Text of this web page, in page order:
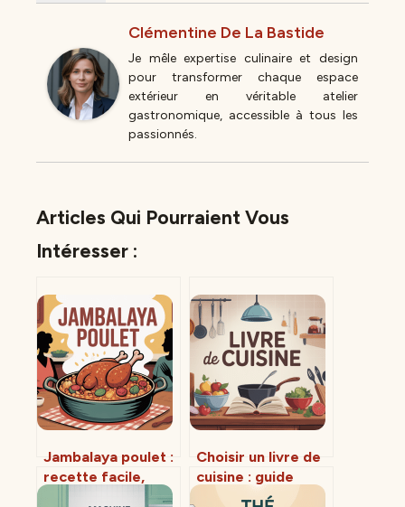
Clémentine De La Bastide
Je mêle expertise culinaire et design
pour transformer chaque espace
extérieur en véritable atelier
gastronomique, accessible à tous les
passionnés.
Articles Qui Pourraient Vous
Intéresser :
Jambalaya poulet :
recette facile,
Choisir un livre de
cuisine : guide
complet pour ne